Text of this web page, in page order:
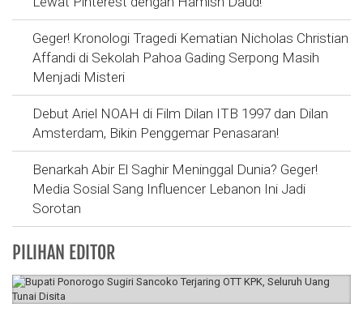
Geger! Kronologi Tragedi Kematian Nicholas Christian
Affandi di Sekolah Pahoa Gading Serpong Masih
Menjadi Misteri
Debut Ariel NOAH di Film Dilan ITB 1997 dan Dilan
Amsterdam, Bikin Penggemar Penasaran!
Benarkah Abir El Saghir Meninggal Dunia? Geger!
Media Sosial Sang Influencer Lebanon Ini Jadi
Sorotan
PILIHAN EDITOR